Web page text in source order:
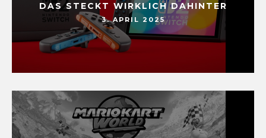
DAS STECKT WIRKLICH DAHINTER
3. APRIL 2025